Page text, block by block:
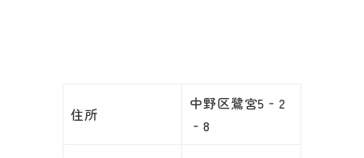
住所
中野区鷺宮5‐2
‐8